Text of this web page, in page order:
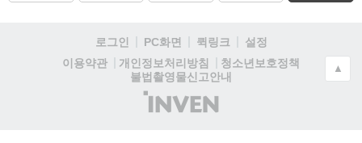
로그인 PC화면 퀵링크
설정
이용약관
개인정보처리방침
청소년보호정책
불법촬영물신고안내
(주)
인
▲